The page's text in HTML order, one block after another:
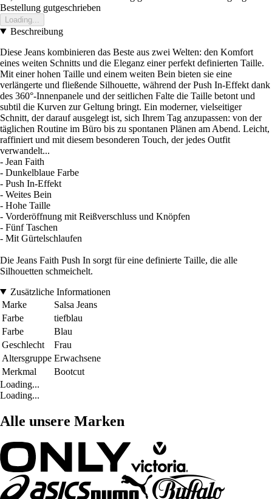
Bestellung gutgeschrieben
Loading...
Beschreibung
Diese Jeans kombinieren das Beste aus zwei Welten: den Komfort
eines weiten Schnitts und die Eleganz einer perfekt definierten Taille.
Mit einer hohen Taille und einem weiten Bein bieten sie eine
verlängerte und fließende Silhouette, während der Push In-Effekt dank
des 360°-Innenpanele und der seitlichen Falte die Taille betont und
subtil die Kurven zur Geltung bringt. Ein moderner, vielseitiger
Schnitt, der darauf ausgelegt ist, sich Ihrem Tag anzupassen: von der
täglichen Routine im Büro bis zu spontanen Plänen am Abend. Leicht,
raffiniert und mit diesem besonderen Touch, der jedes Outfit
verwandelt...
- Jean Faith
- Dunkelblaue Farbe
- Push In-Effekt
- Weites Bein
- Hohe Taille
- Vorderöffnung mit Reißverschluss und Knöpfen
- Fünf Taschen
- Mit Gürtelschlaufen
Die Jeans Faith Push In sorgt für eine definierte Taille, die alle
Silhouetten schmeichelt.
Zusätzliche Informationen
Marke
Salsa Jeans
Farbe
tiefblau
Farbe
Blau
Geschlecht
Frau
Altersgruppe Erwachsene
Merkmal
Bootcut
Loading...
Loading...
Alle unsere Marken